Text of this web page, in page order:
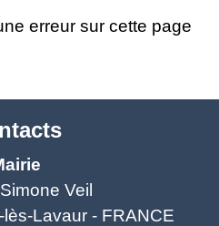
erreur sur cette page
Veil
Lavaur - FRANCE